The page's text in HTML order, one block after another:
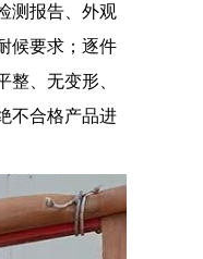
测报告、外观
候要求；逐件
、无变形、
不合格产品进